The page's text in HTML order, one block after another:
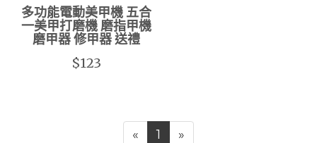
多功能電動美甲機 五合
一美甲打磨機 磨指甲機
磨甲器 修甲器 送禮
$123
« 1 »